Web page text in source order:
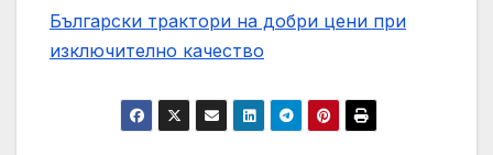
Български трактори на добри цени при
изключително качество